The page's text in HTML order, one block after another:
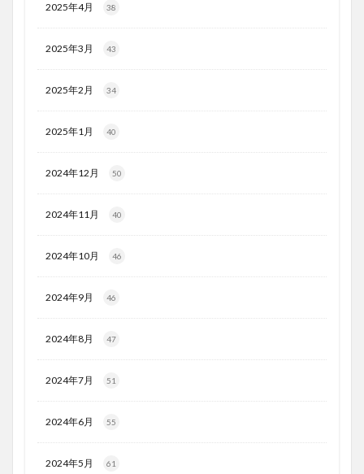
2025年4月 38
2025年3月 43
2025年2月 34
2025年1月 40
2024年12月 50
2024年11月 40
2024年10月 46
2024年9月 46
2024年8月 47
2024年7月 51
2024年6月 55
2024年5月 61